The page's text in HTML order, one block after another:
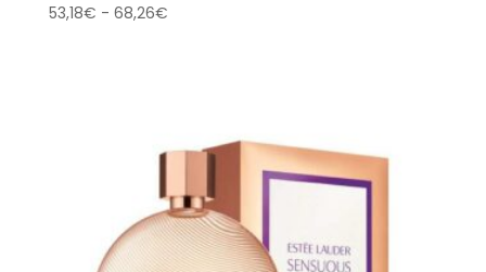
53,18€ - 68,26€Rango
68,26€